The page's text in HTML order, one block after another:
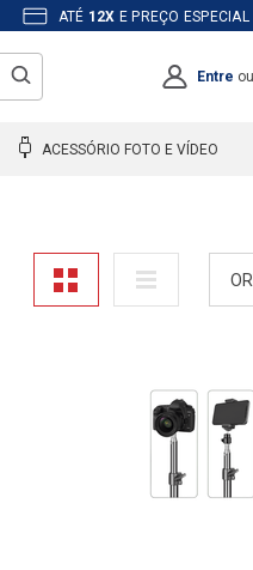
ATÉ 12X E PREÇO ESPECIAL
Entre ou
ACESSÓRIO FOTO E VÍDEO